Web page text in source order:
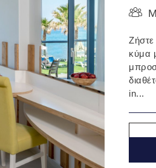
Ζήστε
κύμα
in...